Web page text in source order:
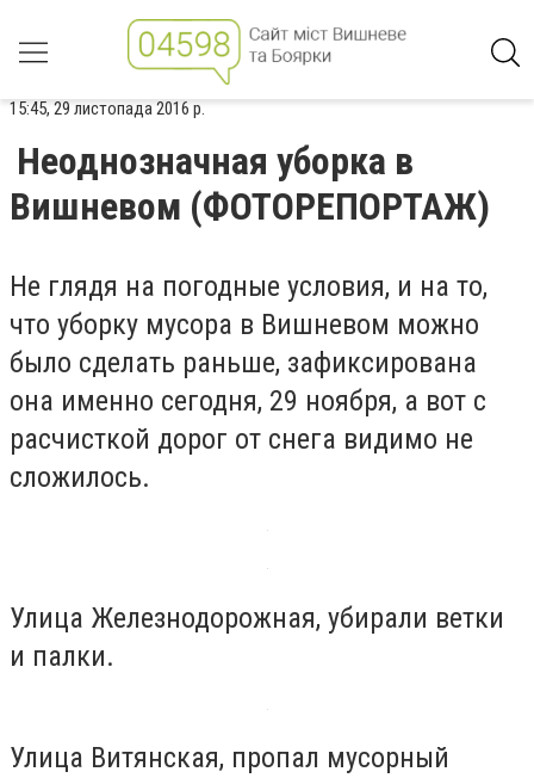
15:45, 29 листопада 2016 р.
Неоднозначная уборка в
Вишневом (ФОТОРЕПОРТАЖ)
Не глядя на погодные условия, и на то,
что уборку мусора в Вишневом можно
было сделать раньше, зафиксирована
она именно сегодня, 29 ноября, а вот с
расчисткой дорог от снега видимо не
сложилось.
Улица Железнодорожная, убирали ветки
и палки.
Улица Витянская, пропал мусорный